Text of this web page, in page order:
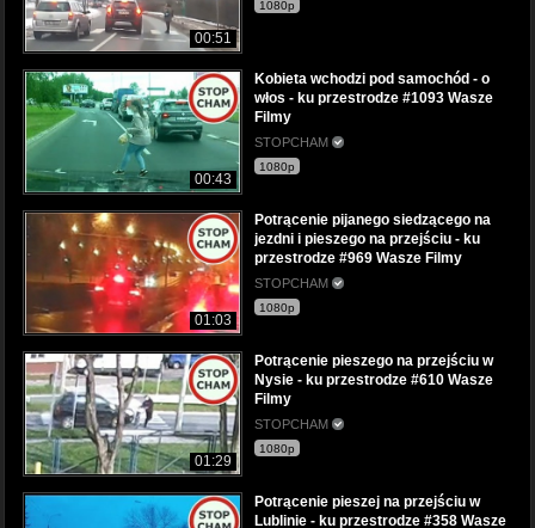
00:51
1080p
00:43
Kobieta wchodzi pod samochód - o
włos - ku przestrodze #1093 Wasze
Filmy
STOPCHAM
1080p
01:03
Potrącenie pijanego siedzącego na
jezdni i pieszego na przejściu - ku
przestrodze #969 Wasze Filmy
STOPCHAM
1080p
01:29
Potrącenie pieszego na przejściu w
Nysie - ku przestrodze #610 Wasze
Filmy
STOPCHAM
1080p
Potrącenie pieszej na przejściu w
Lublinie - ku przestrodze #358 Wasze